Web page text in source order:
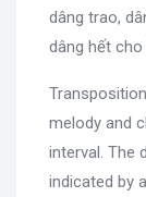
dâng trao,
dâng hết cho
melody and
interval. The
indicated by